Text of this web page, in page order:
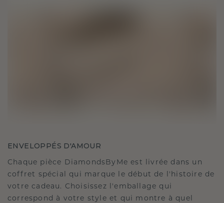
ENVELOPPÉS D'AMOUR
Chaque pièce DiamondsByMe est livrée dans un
coffret spécial qui marque le début de l'histoire de
votre cadeau. Choisissez l'emballage qui
correspond à votre style et qui montre à quel